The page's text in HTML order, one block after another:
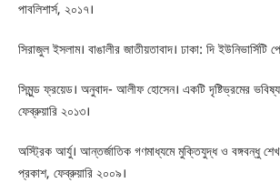
পাবলিশার্স, ২০১৭।
সিরাজুল ইসলাম। বাঙালীর জাতীয়তাবাদ। ঢাকা: দি
সিমুন্ড ফ্রয়েড। অনুবাদ- আলীফ হোসেন। একটি দৃষ্টিভ্রমের
ফেব্রুয়ারি ২০১৩।
অস্ট্রিক আর্যু। আন্তর্জাতিক গণমাধ্যমে মুক্তিযুদ্ধ ও বঙ্গবন্ধু শেখ
প্রকাশ, ফেব্রুয়ারি ২০০৯।